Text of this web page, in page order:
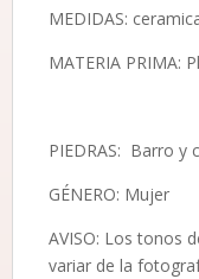
MEDIDAS:
MATERIA PRIMA:
PIEDRAS: Barro y
GÉNERO: Mujer
AVISO: Los tonos
variar de la